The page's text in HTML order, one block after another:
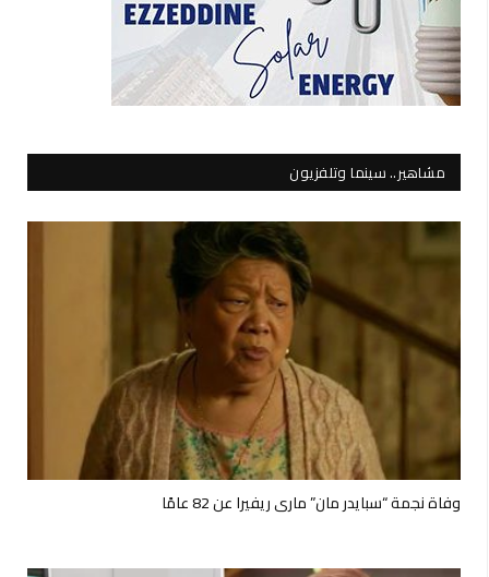
مشاهير.. سينما وتلفزيون
وفاة نجمة “سبايدر مان” ماري ريفيرا عن 82 عامًا